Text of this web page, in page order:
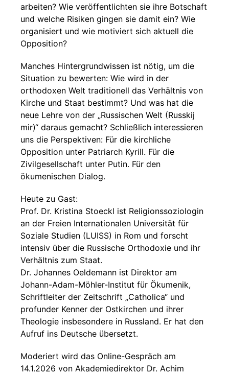
arbeiten? Wie veröffentlichten sie ihre Botschaft
und welche Risiken gingen sie damit ein? Wie
organisiert und wie motiviert sich aktuell die
Opposition?
Manches Hintergrundwissen ist nötig, um die
Situation zu bewerten: Wie wird in der
orthodoxen Welt traditionell das Verhältnis von
Kirche und Staat bestimmt? Und was hat die
neue Lehre von der „Russischen Welt (Russkij
mir)“ daraus gemacht? Schließlich interessieren
uns die Perspektiven: Für die kirchliche
Opposition unter Patriarch Kyrill. Für die
Zivilgesellschaft unter Putin. Für den
ökumenischen Dialog.
Heute zu Gast:
Prof. Dr. Kristina Stoeckl ist Religionssoziologin
an der Freien Internationalen Universität für
Soziale Studien (LUISS) in Rom und forscht
intensiv über die Russische Orthodoxie und ihr
Verhältnis zum Staat.
Dr. Johannes Oeldemann ist Direktor am
Johann-Adam-Möhler-Institut für Ökumenik,
Schriftleiter der Zeitschrift „Catholica“ und
profunder Kenner der Ostkirchen und ihrer
Theologie insbesondere in Russland. Er hat den
Aufruf ins Deutsche übersetzt.
Moderiert wird das Online-Gespräch am
14.1.2026 von Akademiedirektor Dr. Achim